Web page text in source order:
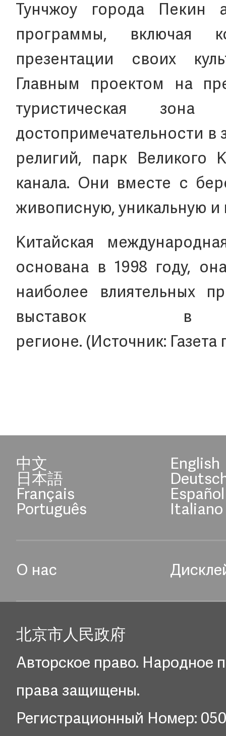
Тунчжоу города Пекин
программы, включая
презентации своих
Главным проектом на
туристическая зона
достопримечательности
религий, парк Великого
канала. Они вместе с
живописную, уникальную и
Китайская
основана в 1998 году,
наиболее влиятельных
выставок в
регионе. (Источник:
中文 English
日本語
Français Español
Português Italiano
О нас
北京市人民政府
Авторское право. Народное
права защищены.
Регистрационный Номер: